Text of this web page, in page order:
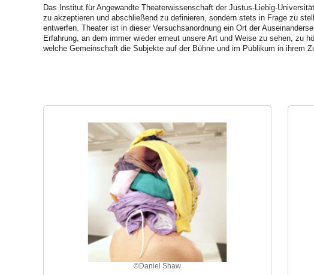
Das Institut für Angewandte Theaterwissenschaft der Justus-Liebig-
zu akzeptieren und abschließend zu definieren, sondern stets in Frage zu
entwerfen. Theater ist in dieser Versuchsanordnung ein Ort der
Erfahrung, an dem immer wieder erneut unsere Art und Weise zu sehen, zu
welche Gemeinschaft die Subjekte auf der Bühne und im Publikum in ihrem
©Daniel Shaw